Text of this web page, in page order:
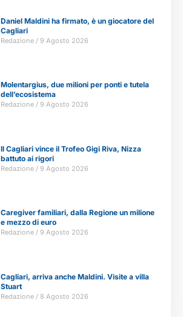
Daniel Maldini ha firmato, è un giocatore del
Cagliari
Redazione 9 Agosto 2026
Molentargius, due milioni per ponti e tutela
dell’ecosistema
Redazione 9 Agosto 2026
Il Cagliari vince il Trofeo Gigi Riva, Nizza
battuto ai rigori
Redazione 9 Agosto 2026
Caregiver familiari, dalla Regione un milione
e mezzo di euro
Redazione 9 Agosto 2026
Cagliari, arriva anche Maldini. Visite a villa
Stuart
Redazione 8 Agosto 2026